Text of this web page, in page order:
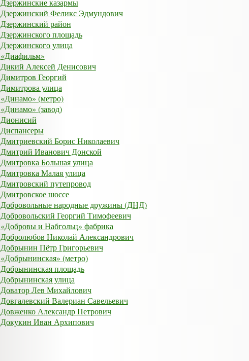
Дзержинские казармы
Дзержинский Феликс Эдмундович
Дзержинский район
Дзержинского площадь
Дзержинского улица
«Диафильм»
Дикий Алексей Денисович
Димитров Георгий
Димитрова улица
«Динамо» (метро)
«Динамо» (завод)
Дионисий
Диспансеры
Дмитриевский Борис Николаевич
Дмитрий Иванович Донской
Дмитровка Большая улица
Дмитровка Малая улица
Дмитровский путепровод
Дмитровское шоссе
Добровольные народные дружины (ДНД)
Добровольский Георгий Тимофеевич
«Добровы и Набгольц» фабрика
Добролюбов Николай Александрович
Добрынин Пётр Григорьевич
«Добрынинская» (метро)
Добрынинская площадь
Добрынинская улица
Доватор Лев Михайлович
Довгалевский Валериан Савельевич
Довженко Александр Петрович
Докукин Иван Архипович